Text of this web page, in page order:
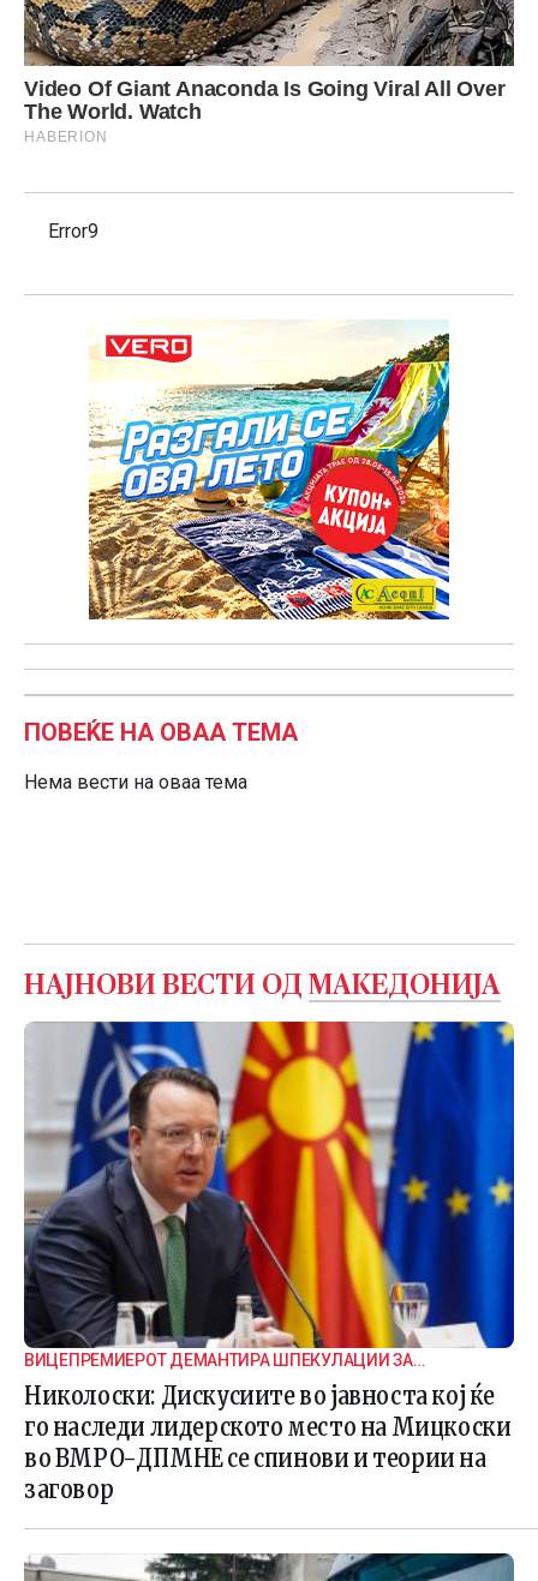
Error9
ПОВЕЌЕ НА ОВАА ТЕМА
Нема вести на оваа тема
НАЈНОВИ ВЕСТИ ОД МАКЕДОНИЈА
ВИЦЕПРЕМИЕРОТ ДЕМАНТИРА ШПЕКУЛАЦИИ ЗА
ВНАТРЕПАРТИСКИ ПОДЕЛБИ
Николоски: Дискусиите во јавноста кој ќе
го наследи лидерското место на Мицкоски
во ВМРО-ДПМНЕ се спинови и теории на
заговор